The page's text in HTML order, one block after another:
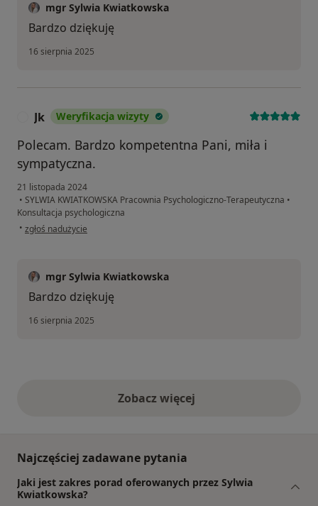
mgr Sylwia Kwiatkowska
Bardzo dziękuję
16 sierpnia 2025
Jk Weryfikacja wizyty
Polecam. Bardzo kompetentna Pani, miła i
sympatyczna.
21 listopada 2024
• SYLWIA KWIATKOWSKA Pracownia Psychologiczno-Terapeutyczna •
Konsultacja psychologiczna
• w opinii użytkownika Jk
zgłoś nadużycie
mgr Sylwia Kwiatkowska
Bardzo dziękuję
16 sierpnia 2025
Zobacz więcejopinie powyżej
Najczęściej zadawane pytania
Jaki jest zakres porad oferowanych przez Sylwia
Kwiatkowska?